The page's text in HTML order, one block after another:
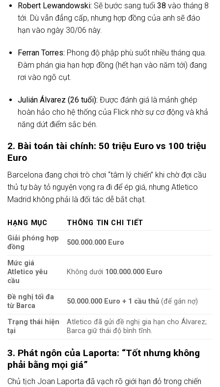
Robert Lewandowski: Sẽ bước sang tuổi 38 vào tháng 8
tới. Dù vẫn đẳng cấp, nhưng hợp đồng của anh sẽ đáo
hạn vào ngày 30/06 này.
Ferran Torres: Phong độ phập phù suốt nhiều tháng qua.
Đàm phán gia hạn hợp đồng (hết hạn vào năm tới) đang
rơi vào ngõ cụt.
Julián Álvarez (26 tuổi): Được đánh giá là mảnh ghép
hoàn hảo cho hệ thống của Flick nhờ sự cơ động và khả
năng dứt điểm sắc bén.
2. Bài toán tài chính: 50 triệu Euro vs 100 triệu
Euro
Barcelona đang chơi trò chơi “tâm lý chiến” khi chờ đợi cầu
thủ tự bày tỏ nguyện vọng ra đi để ép giá, nhưng Atletico
Madrid không phải là đối tác dễ bắt chạt.
HẠNG MỤC
THÔNG TIN CHI TIẾT
Giải phóng hợp
đồng
500.000.000 Euro
Mức giá
Atletico yêu
cầu
Không dưới 100.000.000 Euro
Đề nghị tối đa
từ Barca
50.000.000 Euro + 1 cầu thủ (để gán nợ)
Trạng thái hiện
tại
Atletico đã gửi đề nghị gia hạn cho Álvarez;
Barca giữ thái độ bình tĩnh.
3. Phát ngôn của Laporta: “Tốt nhưng không
phải bằng mọi giá”
Chủ tịch Joan Laporta đã vạch rõ giới hạn đỏ trong chiến